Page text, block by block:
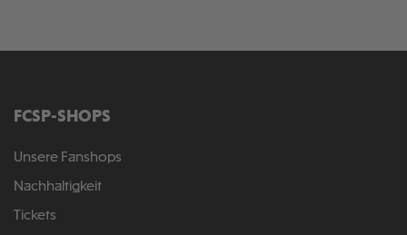
FCSP-SHOPS
Unsere Fanshops
Nachhaltigkeit
Tickets